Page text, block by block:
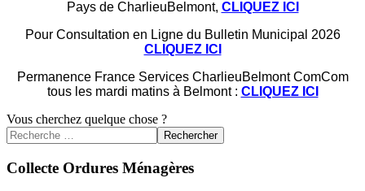
Pays de CharlieuBelmont, CLIQUEZ ICI
Pour Consultation en Ligne du Bulletin Municipal 2026
CLIQUEZ ICI
Permanence France Services CharlieuBelmont ComCom
tous les mardi matins à Belmont : CLIQUEZ ICI
Vous cherchez quelque chose ?
Rechercher
Collecte Ordures Ménagères